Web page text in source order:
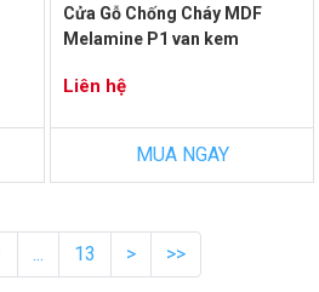
Cửa Gỗ Chống Cháy MDF
Melamine P1 van kem
Liên hệ
MUA NGAY
... 13 > >>